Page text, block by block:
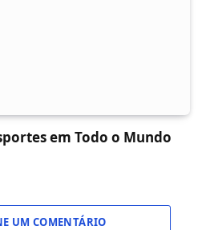
em Todo o Mundo
UM COMENTÁRIO